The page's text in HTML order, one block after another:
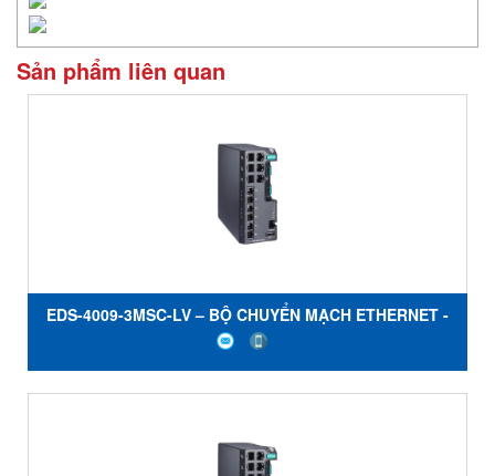
Sản phẩm liên quan
EDS-4009-3MSC-LV – BỘ CHUYỂN MẠCH ETHERNET -
MOXA